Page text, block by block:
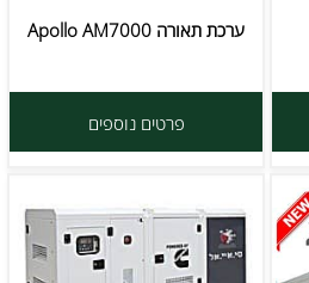
ערכת תאורה Apollo AM7000
פרטים נוספים